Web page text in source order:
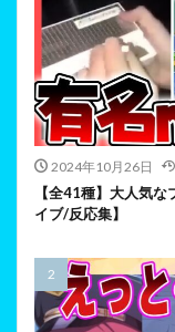
2024年10月26日
【全41種】大人気
イブ/反応集】